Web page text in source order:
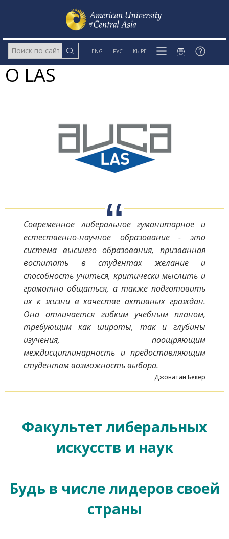
ENG РУС КЫРГ
O LAS
Современное либеральное гуманитарное и
естественно-научное образование - это
система высшего образования, призванная
воспитать в студентах желание и
способность учиться, критически мыслить и
грамотно общаться, а также подготовить
их к жизни в качестве активных граждан.
Она отличается гибким учебным планом,
требующим как широты, так и глубины
изучения, поощряющим
междисциплинарность и предоставляющим
студентам возможность выбора.
Джонатан Бекер
Факультет либеральных
искусств и наук
Будь в числе лидеров своей
страны